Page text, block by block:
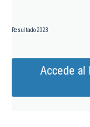
Resultado 2023
Accede al